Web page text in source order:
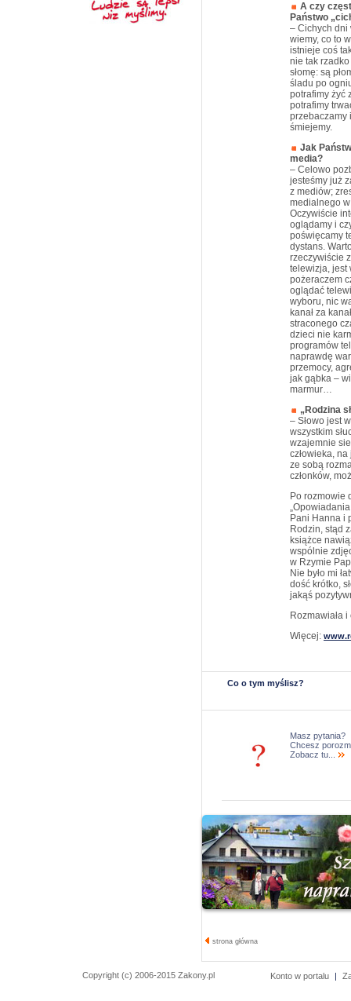
A czy
Państwo
– Cichych dni
wiemy, co to
istnieje coś
nie tak
słomę: są
śladu po
potrafimy żyć
potrafimy
przebaczamy
śmiejemy.
Jak
media?
– Celowo
jesteśmy już
z mediów;
medialnego
Oczywiście
oglądamy i
poświęcamy
dystans.
rzeczywiście
telewizja, jest
pożeraczem
oglądać
wyboru, nic
kanał za
straconego
dzieci nie
programów
naprawdę
przemocy,
jak gąbka –
marmur…
„Rodzina
– Słowo jest
wszystkim
wzajemnie
człowieka,
ze sobą
członków,
Po rozmowie
Pani Hanna i
Rodzin, stąd
książce
wspólnie
w Rzymie
Nie było mi
dość krótko,
jakąś
Rozmawiała
Więcej:
Co o tym myślisz?
Masz pytania?
Chcesz
Zobacz tu...
strona główna
Copyright (c) 2006-2015 Zakony.pl Konto w portalu |